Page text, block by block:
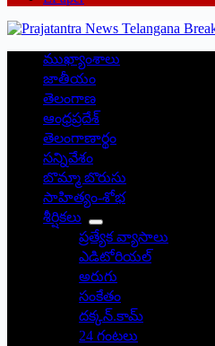
ముఖ్యాంశాలు
జాతీయం
తెలంగాణ
ఆంధ్రప్రదేశ్
తెలంగాణార్థం
సన్నివేశం
బొమ్మా బొరుసు
సాహిత్యం-శోభ
శీర్షికలు
ప్రత్యేక వ్యాసాలు
ఎడిటోరియల్
అరుగు
సంకేతం
దక్కన్.కామ్
24 గంటలు